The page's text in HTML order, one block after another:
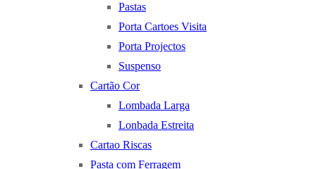
Pastas
Porta Cartoes Visita
Porta Projectos
Suspenso
Cartão Cor
Lombada Larga
Lonbada Estreita
Cartao Riscas
Pasta com Ferragem